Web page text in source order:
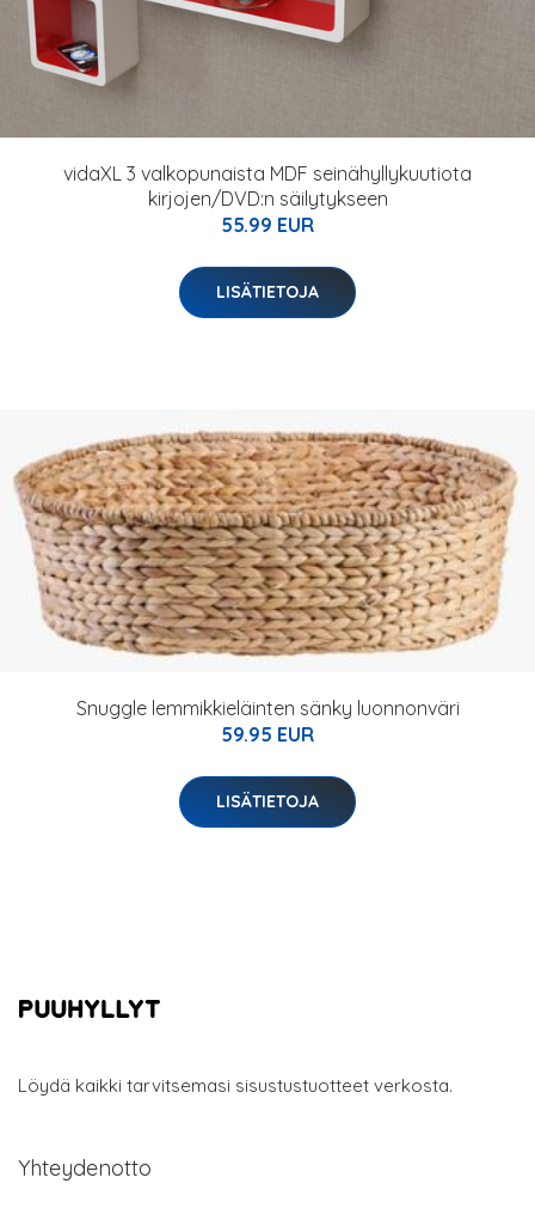
vidaXL 3 valkopunaista MDF seinähyllykuutiota
kirjojen/DVD:n säilytykseen
55.99 EUR
LISÄTIETOJA
Snuggle lemmikkieläinten sänky luonnonväri
59.95 EUR
LISÄTIETOJA
Löydä kaikki tarvitsemasi sisustustuotteet verkosta.
Yhteydenotto